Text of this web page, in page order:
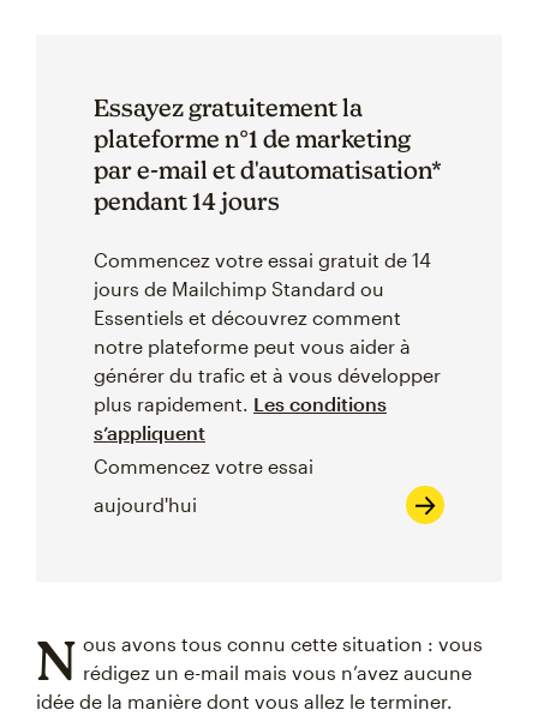
Essayez gratuitement la
plateforme n°1 de marketing
par e-mail et d'automatisation*
pendant 14 jours
Commencez votre essai gratuit de 14
jours de Mailchimp Standard ou
Essentiels et découvrez comment
notre plateforme peut vous aider à
générer du trafic et à vous développer
plus rapidement. Les conditions
s’appliquent
Commencez votre essai
aujourd'hui
N ous avons tous connu cette situation : vous
rédigez un e-mail mais vous n’avez aucune
idée de la manière dont vous allez le terminer.